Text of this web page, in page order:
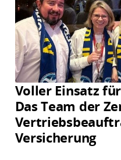
Voller Einsatz
Das Team der
Versicherung